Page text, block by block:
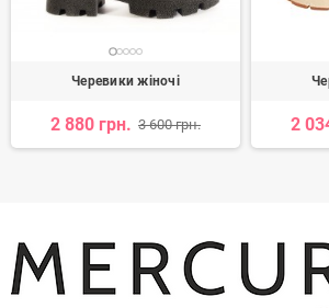
Черевики жіночі
2 880 грн. 3 600 грн. 2